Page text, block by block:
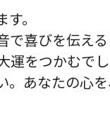
。
で喜びを伝え
をつかむでし
あなたの心